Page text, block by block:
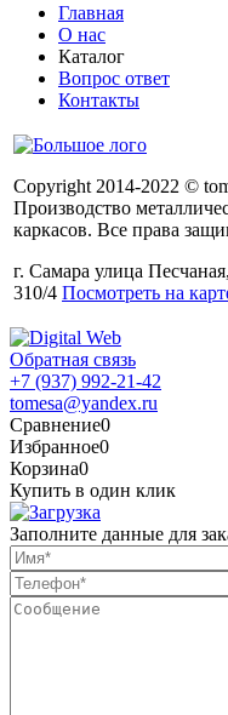
Главная
О нас
Каталог
Вопрос ответ
Контакты
Copyright 2014-2022 ©
Производство
каркасов. Все права
г. Самара улица
310/4 Посмотреть на
Обратная связь
+7 (937) 992-21-42
tomesa@yandex.ru
Сравнение0
Избранное0
Корзина0
Купить в один клик
Заполните данные для